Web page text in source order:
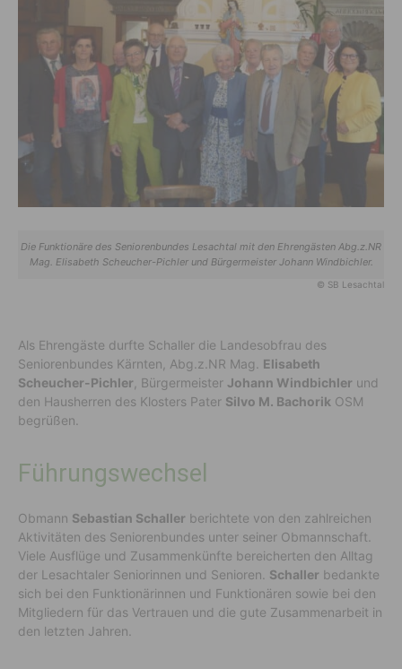
Die Funktionäre des Seniorenbundes Lesachtal mit den Ehrengästen Abg.z.NR
Mag. Elisabeth Scheucher-Pichler und Bürgermeister Johann Windbichler.
© SB Lesachtal
Als Ehrengäste durfte Schaller die Landesobfrau des
Seniorenbundes Kärnten, Abg.z.NR Mag. Elisabeth
Scheucher-Pichler, Bürgermeister Johann Windbichler und
den Hausherren des Klosters Pater Silvo M. Bachorik OSM
begrüßen.
Führungswechsel
Obmann Sebastian Schaller berichtete von den zahlreichen
Aktivitäten des Seniorenbundes unter seiner Obmannschaft.
Viele Ausflüge und Zusammenkünfte bereicherten den Alltag
der Lesachtaler Seniorinnen und Senioren. Schaller bedankte
sich bei den Funktionärinnen und Funktionären sowie bei den
Mitgliedern für das Vertrauen und die gute Zusammenarbeit in
den letzten Jahren.